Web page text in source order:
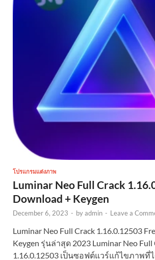
โปรแกรมแต่งภาพ
Luminar Neo Full Crack
Download + Keygen
December 6, 2023 - byadmin - Leave a
Luminar Neo Full Crack 1.16.0.12503
Keygen รุ่นล่าสุด 2023 Luminar Neo Full
1.16.0.12503 เป็นซอฟต์แวร์แก้ไขภาพที่